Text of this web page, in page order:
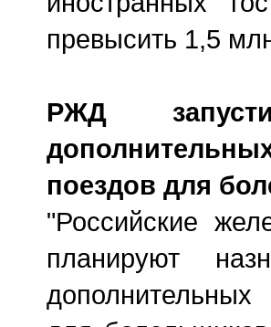
превысить 1,5
РЖД
поездов для
"Российские
планируют